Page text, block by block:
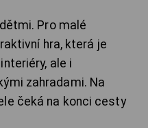
Pro malé
hra, která je
ale i
zahradami. Na
čeká na konci cesty